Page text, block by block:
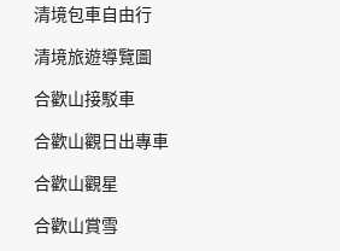
清境包車自由行
清境旅遊導覽圖
合歡山接駁車
合歡山觀日出專車
合歡山觀星
合歡山賞雪